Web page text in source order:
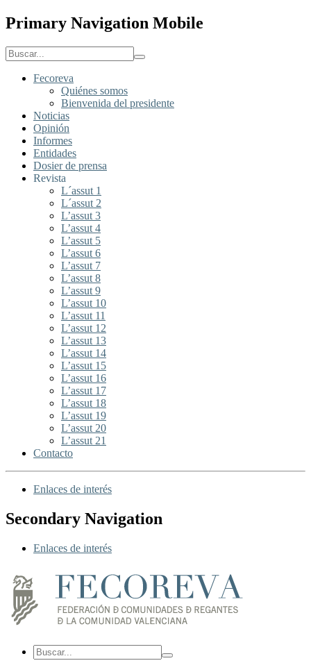
Primary Navigation Mobile
Fecoreva
Quiénes somos
Bienvenida del presidente
Noticias
Opinión
Informes
Entidades
Dosier de prensa
Revista
L´assut 1
L´assut 2
L’assut 3
L’assut 4
L’assut 5
L’assut 6
L’assut 7
L’assut 8
L’assut 9
L’assut 10
L’assut 11
L’assut 12
L’assut 13
L’assut 14
L’assut 15
L’assut 16
L’assut 17
L’assut 18
L’assut 19
L’assut 20
L’assut 21
Contacto
Enlaces de interés
Secondary Navigation
Enlaces de interés